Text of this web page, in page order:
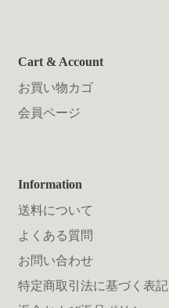
Cart & Account
お買い物カゴ
会員ページ
Information
送料について
よくある質問
お問い合わせ
特定商取引法に基づく表記